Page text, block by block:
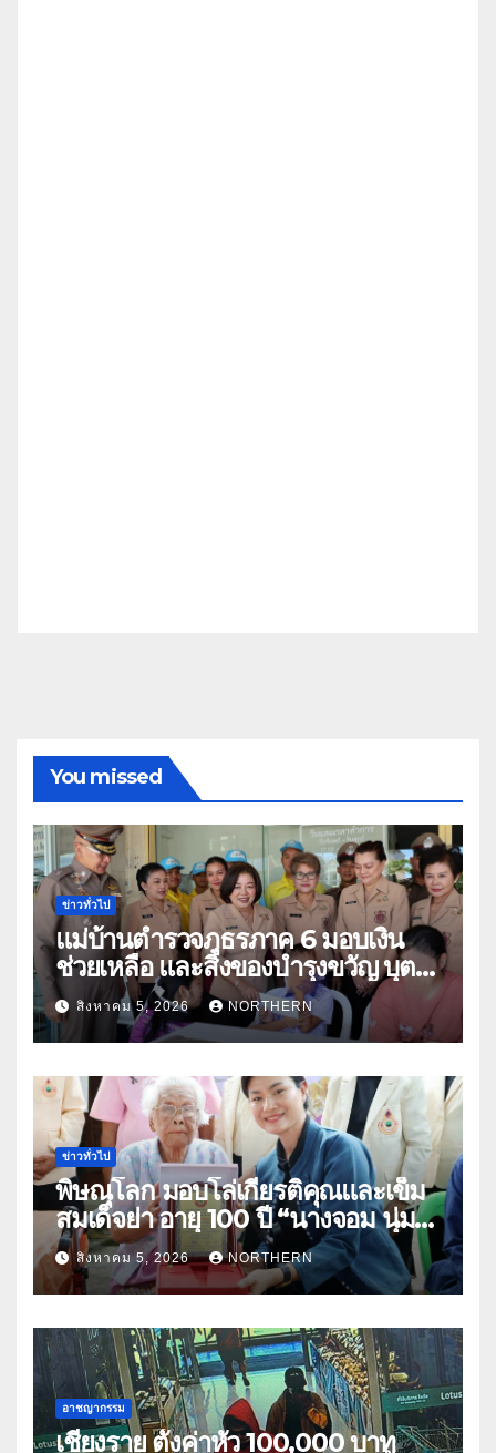
You missed
ข่าวทั่วไป
แม่บ้านตำรวจภูธรภาค 6 มอบเงิน
ช่วยเหลือ และสิ่งของบำรุงขวัญ บุตร-
ธิดา ข้าราชการตำรวจจังหวัด
อุทัยธานี
สิงหาคม 5, 2026 NORTHERN
ข่าวทั่วไป
พิษณุโลก มอบโล่เกียรติคุณและเข็ม
สมเด็จย่า อายุ 100 ปี “นางจอม นุ่ม
เนตร” ตำบลบ้านกร่าง อำเภอเมือง
สิงหาคม 5, 2026 NORTHERN
อาชญากรรม
เชียงราย ตั้งค่าหัว 100,000 บาท